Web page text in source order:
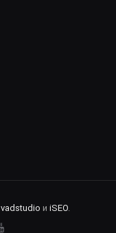
vadstudio и iSEO.